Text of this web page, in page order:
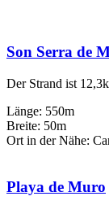
Son Serra de
Der Strand ist
Länge: 550m
Breite: 50m
Ort in der Nähe:
Playa de Muro